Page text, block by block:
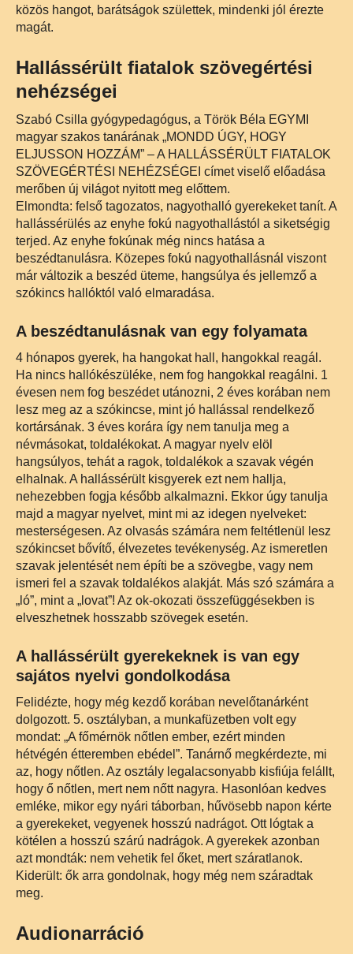
közös hangot, barátságok születtek, mindenki jól érezte
magát.
Hallássérült fiatalok szövegértési
nehézségei
Szabó Csilla gyógypedagógus, a Török Béla EGYMI
magyar szakos tanárának „MONDD ÚGY, HOGY
ELJUSSON HOZZÁM” – A HALLÁSSÉRÜLT FIATALOK
SZÖVEGÉRTÉSI NEHÉZSÉGEI címet viselő előadása
merőben új világot nyitott meg előttem.
Elmondta: felső tagozatos, nagyothalló gyerekeket tanít. A
hallássérülés az enyhe fokú nagyothallástól a siketségig
terjed. Az enyhe fokúnak még nincs hatása a
beszédtanulásra. Közepes fokú nagyothallásnál viszont
már változik a beszéd üteme, hangsúlya és jellemző a
szókincs hallóktól való elmaradása.
A beszédtanulásnak van egy folyamata
4 hónapos gyerek, ha hangokat hall, hangokkal reagál.
Ha nincs hallókészüléke, nem fog hangokkal reagálni. 1
évesen nem fog beszédet utánozni, 2 éves korában nem
lesz meg az a szókincse, mint jó hallással rendelkező
kortársának. 3 éves korára így nem tanulja meg a
névmásokat, toldalékokat. A magyar nyelv elöl
hangsúlyos, tehát a ragok, toldalékok a szavak végén
elhalnak. A hallássérült kisgyerek ezt nem hallja,
nehezebben fogja később alkalmazni. Ekkor úgy tanulja
majd a magyar nyelvet, mint mi az idegen nyelveket:
mesterségesen. Az olvasás számára nem feltétlenül lesz
szókincset bővítő, élvezetes tevékenység. Az ismeretlen
szavak jelentését nem építi be a szövegbe, vagy nem
ismeri fel a szavak toldalékos alakját. Más szó számára a
„ló”, mint a „lovat”! Az ok-okozati összefüggésekben is
elveszhetnek hosszabb szövegek esetén.
A hallássérült gyerekeknek is van egy
sajátos nyelvi gondolkodása
Felidézte, hogy még kezdő korában nevelőtanárként
dolgozott. 5. osztályban, a munkafüzetben volt egy
mondat: „A főmérnök nőtlen ember, ezért minden
hétvégén étteremben ebédel”. Tanárnő megkérdezte, mi
az, hogy nőtlen. Az osztály legalacsonyabb kisfiúja felállt,
hogy ő nőtlen, mert nem nőtt nagyra. Hasonlóan kedves
emléke, mikor egy nyári táborban, hűvösebb napon kérte
a gyerekeket, vegyenek hosszú nadrágot. Ott lógtak a
kötélen a hosszú szárú nadrágok. A gyerekek azonban
azt mondták: nem vehetik fel őket, mert száratlanok.
Kiderült: ők arra gondolnak, hogy még nem száradtak
meg.
Audionarráció